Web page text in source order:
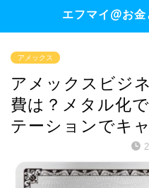
エフマイ@お
アメックス
アメックスビジ
費は？メタル化
テーションでキ